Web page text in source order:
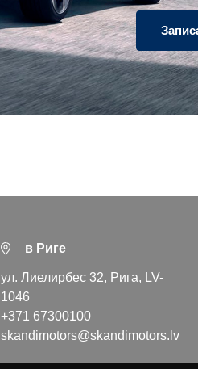
в Риге
ул. Лиелирбес 32, Рига, LV-
1046
+371 67300100
skandimotors@skandimotors.lv